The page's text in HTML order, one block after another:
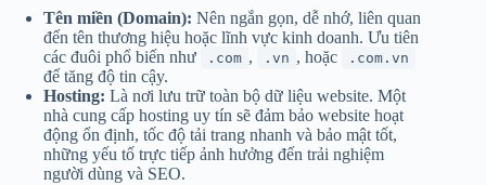
Tên miền (Domain): Nên ngắn gọn, dễ nhớ, liên quan
đến tên thương hiệu hoặc lĩnh vực kinh doanh. Ưu tiên
các đuôi phổ biến như
.com , .vn , hoặc .com.vn
để tăng độ tin cậy.
Hosting: Là nơi lưu trữ toàn bộ dữ liệu website. Một
nhà cung cấp hosting uy tín sẽ đảm bảo website hoạt
động ổn định, tốc độ tải trang nhanh và bảo mật tốt,
những yếu tố trực tiếp ảnh hưởng đến trải nghiệm
người dùng và SEO.